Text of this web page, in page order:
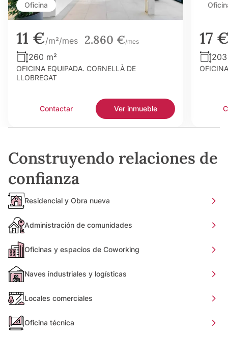
Oficina
11 €/m²/mes 2.860 €/mes
260 m²
OFICINA EQUIPADA. CORNELLÀ DE
LLOBREGAT
Contactar Ver inmueble
17
Construyendo relaciones de
confianza
Residencial y Obra nueva
Administración de comunidades
Oficinas y espacios de Coworking
Naves industriales y logísticas
Locales comerciales
Oficina técnica